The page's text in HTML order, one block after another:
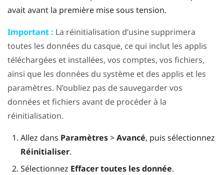
avait avant la première mise sous tension.
Important : La réinitialisation d’usine supprimera
toutes les données du casque, ce qui inclut les applis
téléchargées et installées, vos comptes, vos fichiers,
ainsi que les données du système et des applis et les
paramètres. N’oubliez pas de sauvegarder vos
données et fichiers avant de procéder à la
réinitialisation.
Allez dans Paramètres>Avancé, puis sélectionnez
Réinitialiser.
Sélectionnez Effacer toutes les donnée.